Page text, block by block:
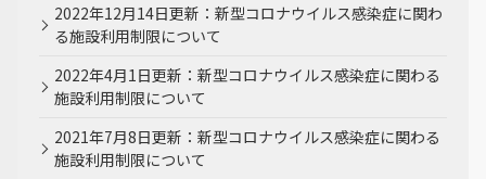
2022年12月14日更新：新型コロナウイルス感染症に関わ
る施設利用制限について
2022年4月1日更新：新型コロナウイルス感染症に関わる
施設利用制限について
2021年7月8日更新：新型コロナウイルス感染症に関わる
施設利用制限について